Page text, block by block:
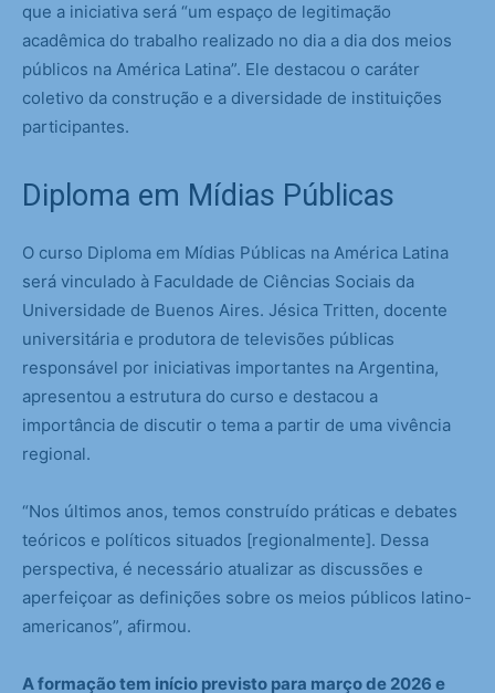
que a iniciativa será “um espaço de legitimação
acadêmica do trabalho realizado no dia a dia dos meios
públicos na América Latina”. Ele destacou o caráter
coletivo da construção e a diversidade de instituições
participantes.
Diploma em Mídias Públicas
O curso Diploma em Mídias Públicas na América Latina
será vinculado à Faculdade de Ciências Sociais da
Universidade de Buenos Aires. Jésica Tritten, docente
universitária e produtora de televisões públicas
responsável por iniciativas importantes na Argentina,
apresentou a estrutura do curso e destacou a
importância de discutir o tema a partir de uma vivência
regional.
“Nos últimos anos, temos construído práticas e debates
teóricos e políticos situados [regionalmente]. Dessa
perspectiva, é necessário atualizar as discussões e
aperfeiçoar as definições sobre os meios públicos latino-
americanos”, afirmou.
A formação tem início previsto para março de 2026 e